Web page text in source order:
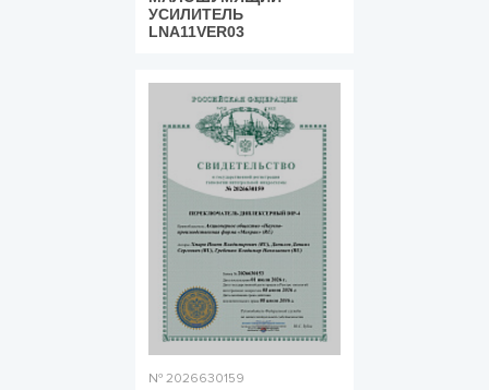
УСИЛИТЕЛЬ
LNA11VER03
№ 2026630159